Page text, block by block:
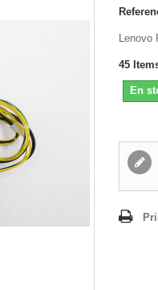
Lenovo
45
En